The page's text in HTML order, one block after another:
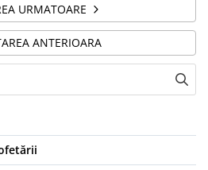
URMATOARE
ANTERIOARA